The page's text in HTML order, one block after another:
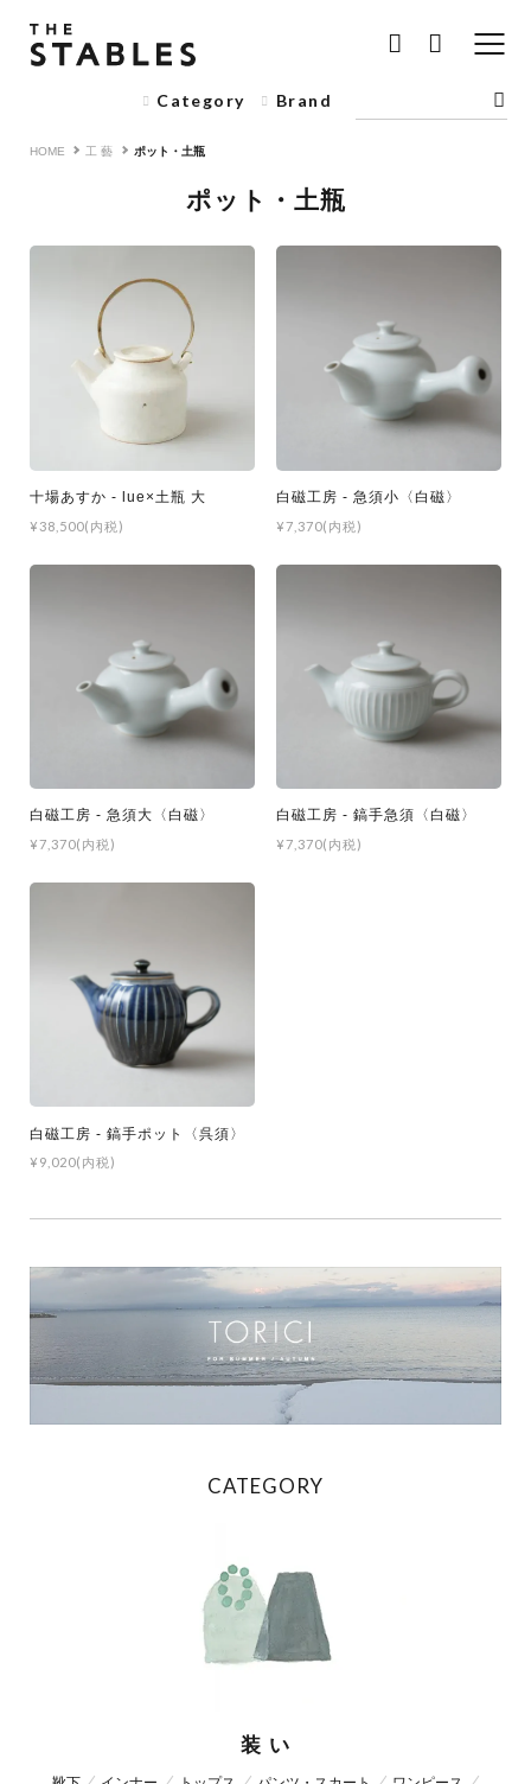
Category Brand
HOME 工 藝 ポット・土瓶
ポット・土瓶
十場あすか - lue×土瓶 大
¥38,500(内税)
白磁工房 - 急須小〈白磁〉
¥7,370(内税)
白磁工房 - 急須大〈白磁〉
¥7,370(内税)
白磁工房 - 鎬手急須〈白磁〉
¥7,370(内税)
白磁工房 - 鎬手ポット〈呉須〉
¥9,020(内税)
CATEGORY
装 い